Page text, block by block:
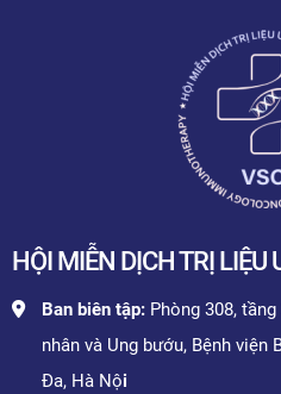
HỘI MIỄN DỊCH TRỊ LIỆU
Ban biên tập:Phòng 308, tầng
nhân và Ung bướu, Bệnh viện
Đa, Hà Nội